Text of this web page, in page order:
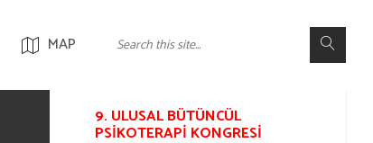
MAP
9. ULUSAL BÜTÜNCÜL
PSIKOTERAPI KONGRESI